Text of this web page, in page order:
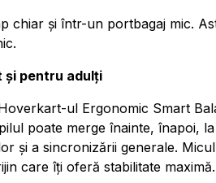
chiar și într-un portbagaj mic.
pentru adulți
ul Ergonomic Smart
poate merge înainte, înapoi,
și a sincronizării generale.
care îți oferă stabilitate maximă.